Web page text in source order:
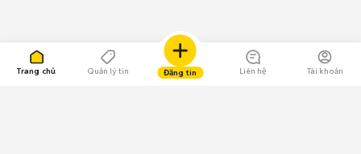
Trang chủ Quản lý tin Đăng tin Liên hệ Tài khoản